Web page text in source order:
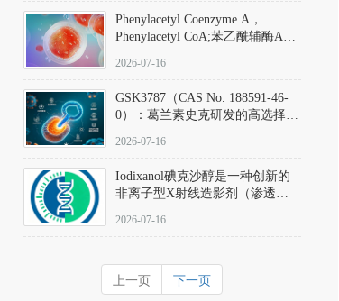
Phenylacetyl Coenzyme A，
Phenylacetyl CoA;苯乙酰辅酶A
2026-07-16
GSK3787（CAS No. 188591-46-
0）：葛兰素史克研发的高选择
抗剂，被广泛视为研究PPARδ核
受体生理功能、信号通路验证及
靶点药理机制的金标准化学探
针。
2026-07-16
Iodixanol碘克沙醇是一种创新的
非离子型X射线造影剂（渗透压
在血管内给药时与血浆等渗的临
号为92339-11-2
2026-07-16
上一页 下一页